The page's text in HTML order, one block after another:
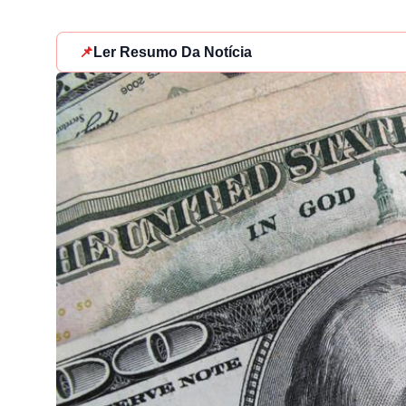
📌 Ler Resumo Da Notícia